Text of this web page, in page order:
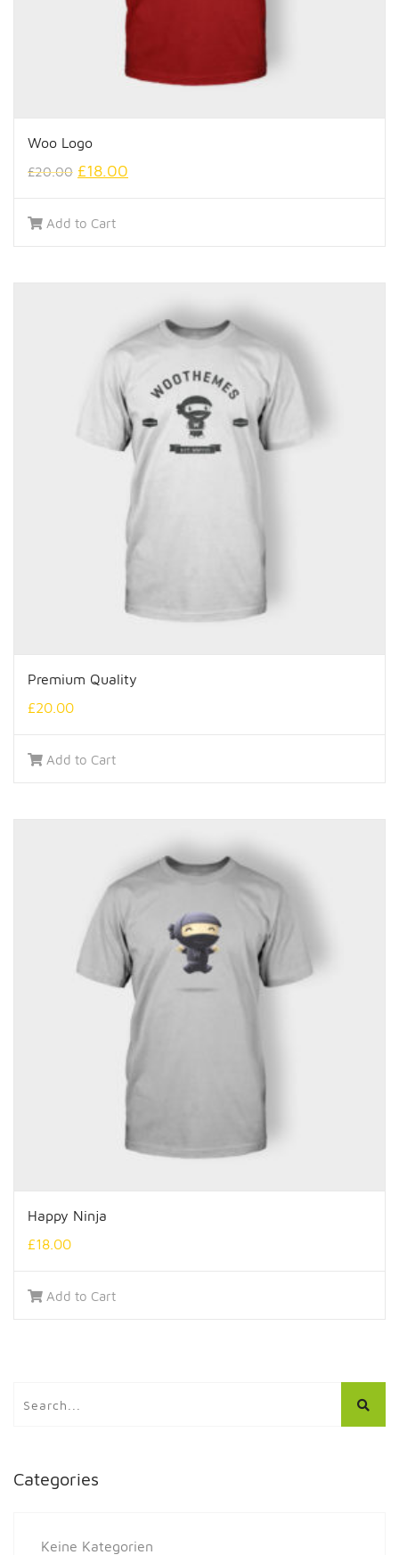
Woo Logo
£20.00 £18.00
Add to Cart
Premium Quality
£20.00
Add to Cart
Happy Ninja
£18.00
Add to Cart
Categories
Keine Kategorien